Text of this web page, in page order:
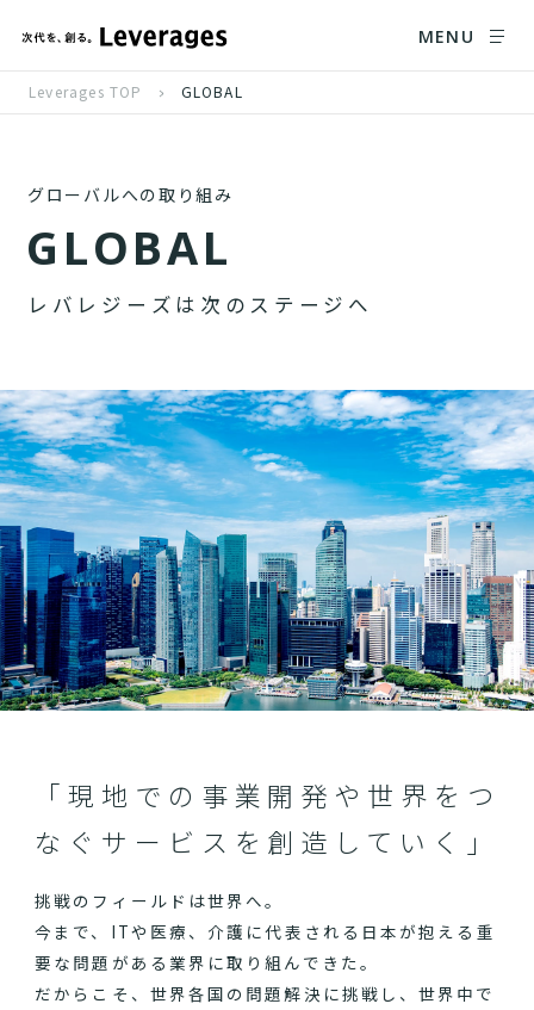
MENU
Leverages TOP GLOBAL
グローバルへの取り組み
GLOBAL
レ バ レ ジ ー ズ は 次 の ス テ ー ジ へ
「現地での事業開発や世界をつ
なぐサービスを創造していく」
挑戦のフィールドは世界へ。
今まで、ITや医療、介護に代表される日本が抱える重
要な問題がある業界に取り組んできた。
だからこそ、世界各国の問題解決に挑戦し、世界中で